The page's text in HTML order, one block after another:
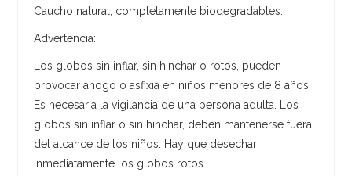
Caucho natural, completamente biodegradables.
Advertencia:
Los globos sin inflar, sin hinchar o rotos, pueden
provocar ahogo o asfixia en niños menores de 8 años.
Es necesaria la vigilancia de una persona adulta. Los
globos sin inflar o sin hinchar, deben mantenerse fuera
del alcance de los niños. Hay que desechar
inmediatamente los globos rotos.